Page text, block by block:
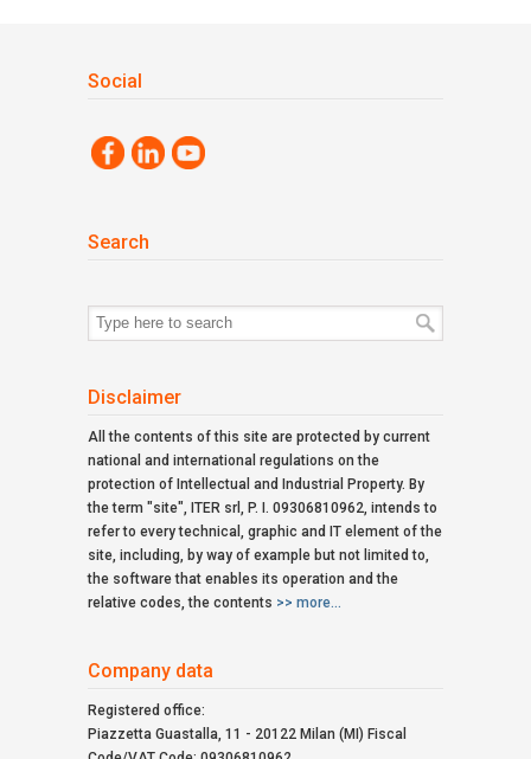
Social
Search
Search
Disclaimer
All the contents of this site are protected by current
national and international regulations on the
protection of Intellectual and Industrial Property. By
the term "site", ITER srl, P. I. 09306810962, intends to
refer to every technical, graphic and IT element of the
site, including, by way of example but not limited to,
the software that enables its operation and the
relative codes, the contents >> more...
Company data
Registered office:
Piazzetta Guastalla, 11 - 20122 Milan (MI) Fiscal